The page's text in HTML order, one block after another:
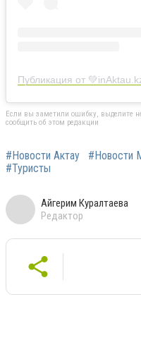
Если вы заметили ошибку, выделите
сообщить об этом редакции
#Новости Актау #Новости
#Туристы
Айгерим Куралтаева
Редактор